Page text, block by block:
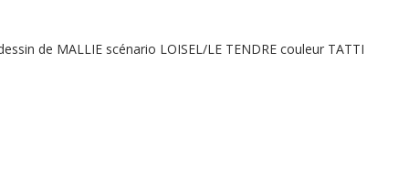
de MALLIE scénario LOISEL/LE TENDRE couleur TATTI